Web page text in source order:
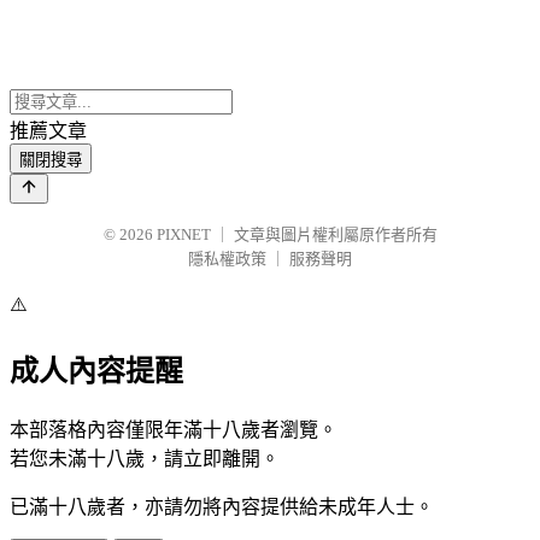
推薦文章
關閉搜尋
© 2026 PIXNET
文章與圖片權利屬原作者所有
隱私權政策
服務聲明
⚠️
成人內容提醒
本部落格內容僅限年滿十八歲者瀏覽。
若您未滿十八歲，請立即離開。
已滿十八歲者，亦請勿將內容提供給未成年人士。